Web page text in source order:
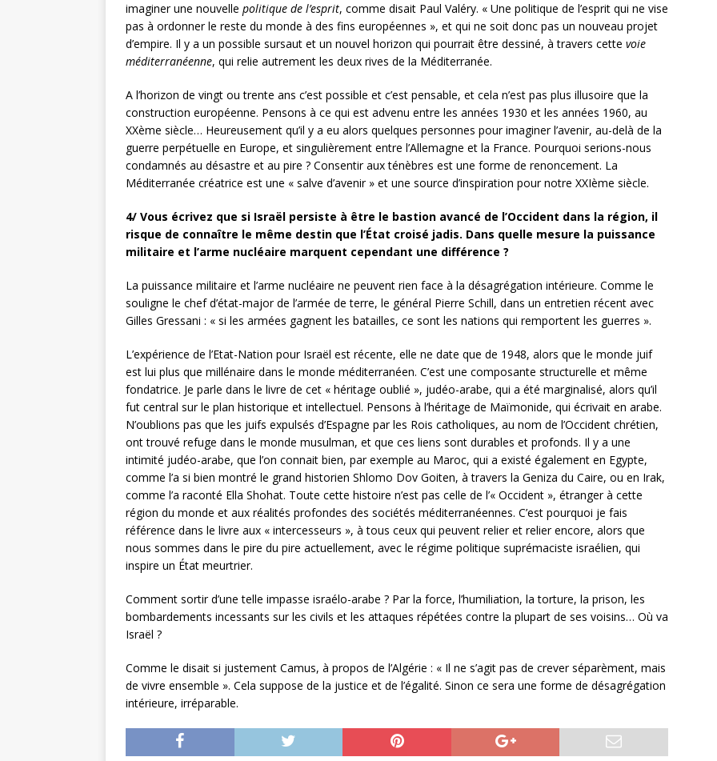
imaginer une nouvelle politique de l’esprit, comme disait Paul Valéry. « Une politique de l’esprit qui ne vise
pas à ordonner le reste du monde à des fins européennes », et qui ne soit donc pas un nouveau projet
d’empire. Il y a un possible sursaut et un nouvel horizon qui pourrait être dessiné, à travers cette voie
méditerranéenne, qui relie autrement les deux rives de la Méditerranée.
A l’horizon de vingt ou trente ans c’est possible et c’est pensable, et cela n’est pas plus illusoire que la
construction européenne. Pensons à ce qui est advenu entre les années 1930 et les années 1960, au
XXème siècle… Heureusement qu’il y a eu alors quelques personnes pour imaginer l’avenir, au-delà de la
guerre perpétuelle en Europe, et singulièrement entre l’Allemagne et la France. Pourquoi serions-nous
condamnés au désastre et au pire ? Consentir aux ténèbres est une forme de renoncement. La
Méditerranée créatrice est une « salve d’avenir » et une source d’inspiration pour notre XXIème siècle.
4/ Vous écrivez que si Israël persiste à être le bastion avancé de l’Occident dans la région, il
risque de connaître le même destin que l’État croisé jadis. Dans quelle mesure la puissance
militaire et l’arme nucléaire marquent cependant une différence ?
La puissance militaire et l’arme nucléaire ne peuvent rien face à la désagrégation intérieure. Comme le
souligne le chef d’état-major de l’armée de terre, le général Pierre Schill, dans un entretien récent avec
Gilles Gressani : « si les armées gagnent les batailles, ce sont les nations qui remportent les guerres ».
L’expérience de l’Etat-Nation pour Israël est récente, elle ne date que de 1948, alors que le monde juif
est lui plus que millénaire dans le monde méditerranéen. C’est une composante structurelle et même
fondatrice. Je parle dans le livre de cet « héritage oublié », judéo-arabe, qui a été marginalisé, alors qu’il
fut central sur le plan historique et intellectuel. Pensons à l’héritage de Maïmonide, qui écrivait en arabe.
N’oublions pas que les juifs expulsés d’Espagne par les Rois catholiques, au nom de l’Occident chrétien,
ont trouvé refuge dans le monde musulman, et que ces liens sont durables et profonds. Il y a une
intimité judéo-arabe, que l’on connait bien, par exemple au Maroc, qui a existé également en Egypte,
comme l’a si bien montré le grand historien Shlomo Dov Goiten, à travers la Geniza du Caire, ou en Irak,
comme l’a raconté Ella Shohat. Toute cette histoire n’est pas celle de l’« Occident », étranger à cette
région du monde et aux réalités profondes des sociétés méditerranéennes. C’est pourquoi je fais
référence dans le livre aux « intercesseurs », à tous ceux qui peuvent relier et relier encore, alors que
nous sommes dans le pire du pire actuellement, avec le régime politique suprémaciste israélien, qui
inspire un État meurtrier.
Comment sortir d’une telle impasse israélo-arabe ? Par la force, l’humiliation, la torture, la prison, les
bombardements incessants sur les civils et les attaques répétées contre la plupart de ses voisins… Où va
Israël ?
Comme le disait si justement Camus, à propos de l’Algérie : « Il ne s’agit pas de crever séparèment, mais
de vivre ensemble ». Cela suppose de la justice et de l’égalité. Sinon ce sera une forme de désagrégation
intérieure, irréparable.